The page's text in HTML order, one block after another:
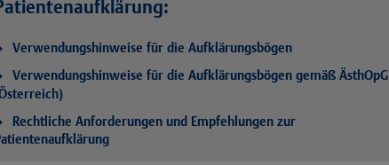
Verwendungshinweise für die Aufklärungsbögen
Verwendungshinweise für die Aufklärungsbögen gemäß ÄsthOpG
Rechtliche Anforderungen und Empfehlungen zur